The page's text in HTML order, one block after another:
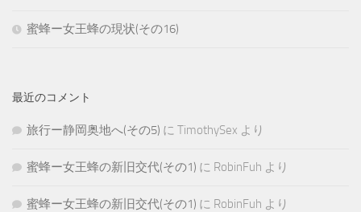
蜜蜂ー女王蜂の現状(その16)
最近のコメント
旅行ー静岡奥地へ(その5) に TimothySex より
蜜蜂ー女王蜂の新旧交代(その1) に RobinFuh より
蜜蜂ー女王蜂の新旧交代(その1) に RobinFuh より